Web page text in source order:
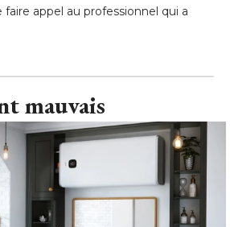
faire appel au professionnel qui a
mauvais